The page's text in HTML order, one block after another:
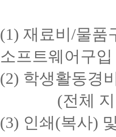
(1) 재료비 /물품
소프트웨어구
(2) 학생활동경비
(전체
(3) 인쇄 (복사)